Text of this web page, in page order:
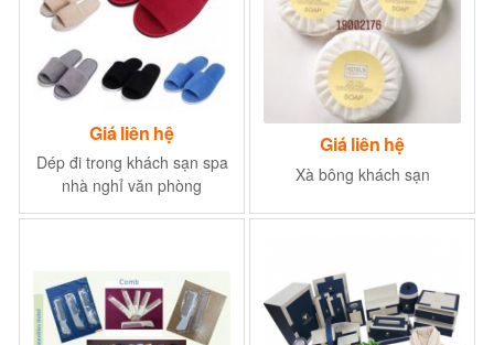
Giá liên hệ
Dép đi trong khách sạn spa
nhà nghỉ văn phòng
Giá liên hệ
Xà bông khách sạn